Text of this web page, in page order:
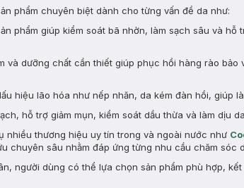
phẩm chuyên biệt dành cho từng vấn đề da như:
phẩm giúp kiểm soát bã nhờn, làm sạch sâu và
và dưỡng chất cần thiết giúp phục hồi hàng rào
hiệu lão hóa như nếp nhăn, da kém đàn hồi, giúp
hỗ trợ giảm mụn, kiểm soát dầu thừa và làm dịu
nhiều thương hiệu uy tín trong và ngoài nước như
chuyên sâu nhằm đáp ứng từng nhu cầu chăm sóc
người dùng có thể lựa chọn sản phẩm phù hợp,